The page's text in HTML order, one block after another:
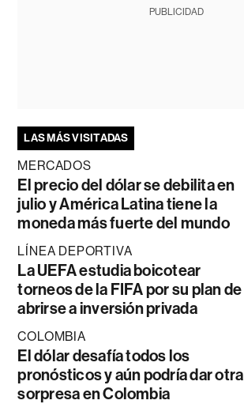
PUBLICIDAD
LAS MÁS VISITADAS
MERCADOS
El precio del dólar se debilita en
julio y América Latina tiene la
moneda más fuerte del mundo
LÍNEA DEPORTIVA
La UEFA estudia boicotear
torneos de la FIFA por su plan de
abrirse a inversión privada
COLOMBIA
El dólar desafía todos los
pronósticos y aún podría dar otra
sorpresa en Colombia